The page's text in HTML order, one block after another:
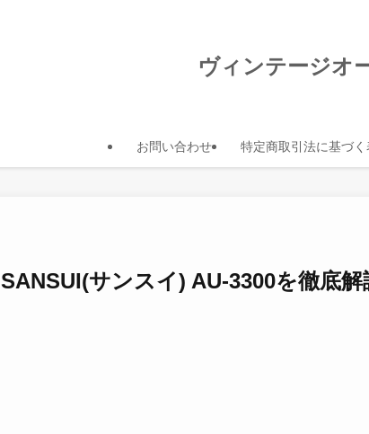
ヴィンテージオ
お問い合わせ 特定商取引法に基づく
SANSUI(サンスイ) AU-3300を徹底解